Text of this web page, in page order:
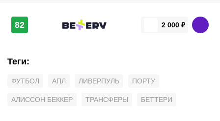
82 2 000 ₽
Теги:
ФУТБОЛ АПЛ ЛИВЕРПУЛЬ ПОРТУ
АЛИССОН БЕККЕР ТРАНСФЕРЫ БЕТТЕРИ